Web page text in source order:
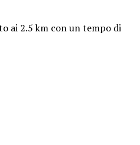
ai 2.5 km con un tempo di